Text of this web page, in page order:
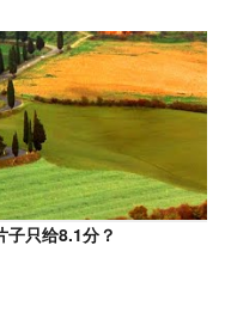
子只给8.1分？